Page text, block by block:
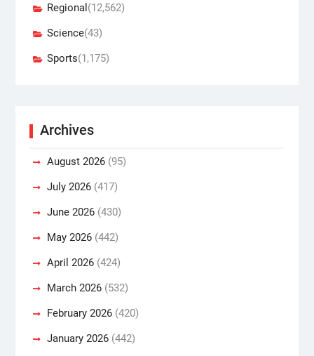
Regional (12,562)
Science(43)
Sports(1,175)
Archives
August 2026(95)
July 2026(417)
June 2026(430)
May 2026(442)
April 2026(424)
March 2026(532)
February 2026(420)
January 2026(442)